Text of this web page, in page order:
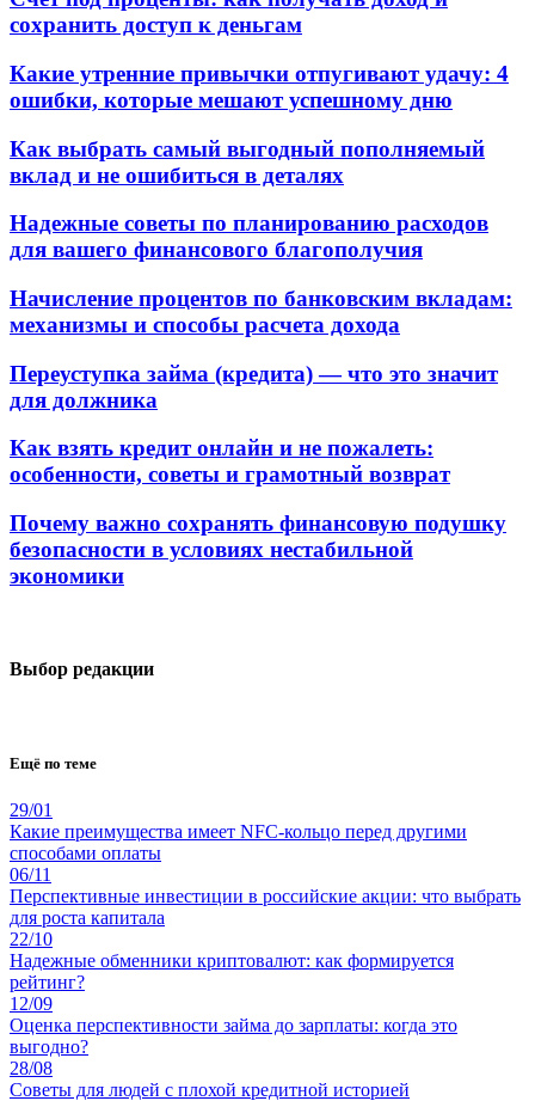
сохранить доступ к деньгам
Какие утренние привычки отпугивают удачу: 4
ошибки, которые мешают успешному дню
Как выбрать самый выгодный пополняемый
вклад и не ошибиться в деталях
Надежные советы по планированию расходов
для вашего финансового благополучия
Начисление процентов по банковским вкладам:
механизмы и способы расчета дохода
Переуступка займа (кредита) — что это значит
для должника
Как взять кредит онлайн и не пожалеть:
особенности, советы и грамотный возврат
Почему важно сохранять финансовую подушку
безопасности в условиях нестабильной
экономики
Выбор редакции
Ещё по теме
29/01
Какие преимущества имеет NFC-кольцо перед другими
способами оплаты
06/11
Перспективные инвестиции в российские акции: что выбрать
для роста капитала
22/10
Надежные обменники криптовалют: как формируется
рейтинг?
12/09
Оценка перспективности займа до зарплаты: когда это
выгодно?
28/08
Советы для людей с плохой кредитной историей